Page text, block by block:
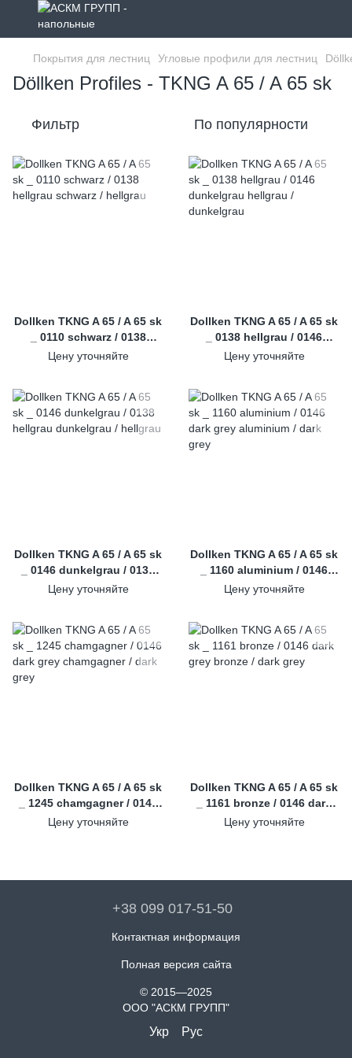
Покрытия для лестниц Угловые профили для лестниц
Döllken Profiles - TKNG A 65 / A 65 sk
Фильтр По популярности
Dollken TKNG A 65 / A 65 sk
_ 0110 schwarz / 0138
hellgrau
Цену уточняйте
Dollken TKNG A 65 / A 65 sk
_ 0138 hellgrau / 0146
dunkelgrau
Цену уточняйте
Dollken TKNG A 65 / A 65 sk
_ 0146 dunkelgrau / 0138
hellgrau
Цену уточняйте
Dollken TKNG A 65 / A 65 sk
_ 1160 aluminium / 0146
dark grey
Цену уточняйте
Dollken TKNG A 65 / A 65 sk
_ 1245 chamgagner / 0146
dark grey
Цену уточняйте
Dollken TKNG A 65 / A 65 sk
_ 1161 bronze / 0146 dark
grey
Цену уточняйте
+38 099 017-51-50
Контактная информация
Полная версия сайта
© 2015—2025
ООО "АСКМ ГРУПП"
Укр Рус